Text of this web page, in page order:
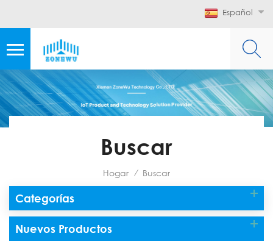
Español
Buscar
Hogar / Buscar
Categorías
Nuevos Productos